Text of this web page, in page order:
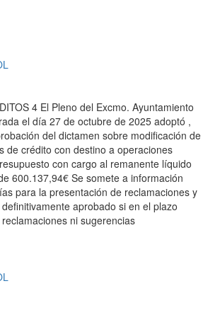
4 El Pleno del Excmo. Ayuntamiento
el día 27 de octubre de 2025 adoptó ,
del dictamen sobre modificación de
de crédito con destino a operaciones
con cargo al remanente líquido
600.137,94€ Se somete a información
para la presentación de reclamaciones y
aprobado si en el plazo
ni sugerencias